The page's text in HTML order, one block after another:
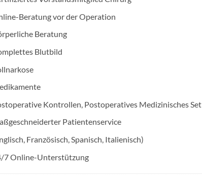
Beratung vor der Operation
Beratung
Blutbild
Kontrollen, Postoperatives Medizinisches Set
Patientenservice
Französisch, Spanisch, Italienisch)
7 Online-Unterstützung